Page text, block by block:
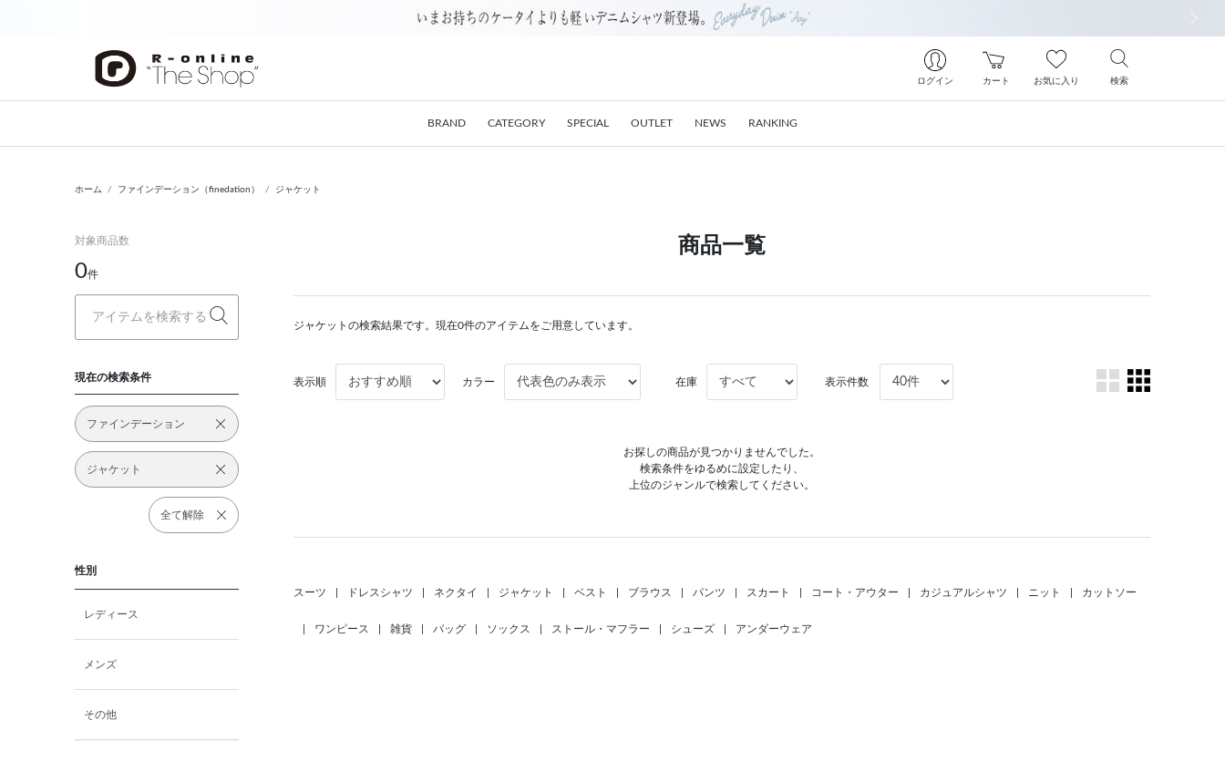
ログイン カート お気に入り 検索
BRAND CATEGORY SPECIAL OUTLET NEWS RANKING
ホーム ファインデーション（finedation） ジャケット
対象商品数
0件
現在の検索条件
ファインデーション
ジャケット
全て解除
性別
レディース
メンズ
その他
商品一覧
ジャケットの検索結果です。現在0件のアイテムをご用意しています。
表示順 カラー 在庫 表示件数
お探しの商品が見つかりませんでした。
検索条件をゆるめに設定したり、
上位のジャンルで検索してください。
スーツ ドレスシャツ ネクタイ ジャケット ベスト ブラウス パンツ スカート コート・アウター カジュアルシャツ ニット カットソー
ワンピース 雑貨 バッグ ソックス ストール・マフラー シューズ アンダーウェア